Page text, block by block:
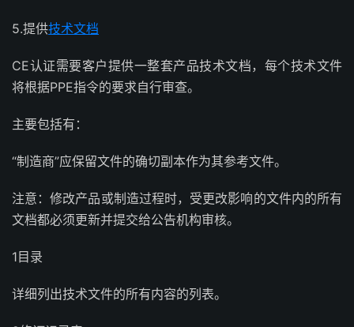
5.提供技术文档
CE认证需要客户提供一整套产品技术文档，每个技术文件
将根据PPE指令的要求自行审查。
主要包括有：
“制造商”应保留文件的确切副本作为其参考文件。
注意：修改产品或制造过程时，受更改影响的文件内的所有
文档都必须更新并提交给公告机构审核。
1目录
详细列出技术文件的所有内容的列表。